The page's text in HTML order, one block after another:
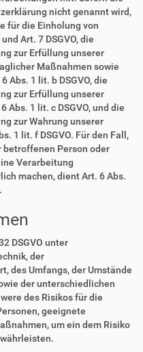
nicht genannt wird,
für die Einholung von
Art. 7 DSGVO, die
zur Erfüllung unserer
Maßnahmen sowie
Abs. 1 lit. b DSGVO, die
zur Erfüllung unserer
1 lit. c DSGVO, und die
zur Wahrung unserer
1 lit. f DSGVO. Für den Fall,
Person oder
Verarbeitung
machen, dient Art. 6 Abs.
DSGVO unter
der
des Umfangs, der Umstände
der unterschiedlichen
des Risikos für die
geeignete
um ein dem Risiko